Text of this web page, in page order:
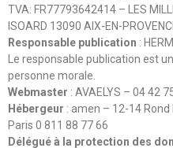
TVA: FR77793642414 – LES
ISOARD 13090 AIX-EN-
Responsable publication :
Le responsable publication est
personne morale.
Webmaster : AVAELYS – 04 42
Hébergeur : amen – 12-14
Paris 0 811 88 77 66
Délégué à la protection des